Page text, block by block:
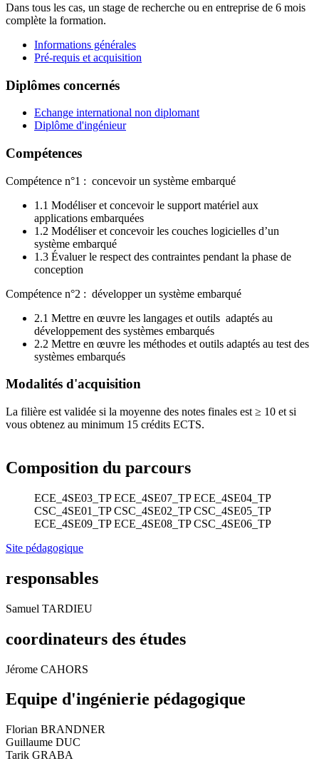
Dans tous les cas, un stage de recherche ou en entreprise de 6 mois
complète la formation.
Informations générales
Pré-requis et acquisition
Diplômes concernés
Echange international non diplomant
Diplôme d'ingénieur
Compétences
Compétence n°1 : concevoir un système embarqué
1.1 Modéliser et concevoir le support matériel aux
applications embarquées
1.2 Modéliser et concevoir les couches logicielles d’un
système embarqué
1.3 Évaluer le respect des contraintes pendant la phase de
conception
Compétence n°2 : développer un système embarqué
2.1 Mettre en œuvre les langages et outils adaptés au
développement des systèmes embarqués
2.2 Mettre en œuvre les méthodes et outils adaptés au test des
systèmes embarqués
Modalités d'acquisition
La filière est validée si la moyenne des notes finales est ≥ 10 et si
vous obtenez au minimum 15 crédits ECTS.
Composition du parcours
ECE_4SE03_TP ECE_4SE07_TP ECE_4SE04_TP
CSC_4SE01_TP CSC_4SE02_TP CSC_4SE05_TP
ECE_4SE09_TP ECE_4SE08_TP CSC_4SE06_TP
Site pédagogique
responsables
Samuel TARDIEU
coordinateurs des études
Jérome CAHORS
Equipe d'ingénierie pédagogique
Florian BRANDNER
Guillaume DUC
Tarik GRABA